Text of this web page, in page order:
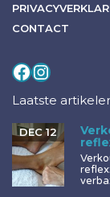
CONTACT
Volg mij op
Laatste
DEC 12